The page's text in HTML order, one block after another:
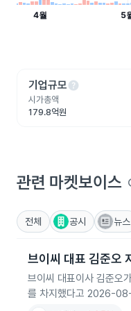
기업규모help
시가총액
179.8억원
관련 마켓보이스
전체 공시 뉴스
브이씨 대표 김준오
브이씨 대표이사 김준
를 차지했다고 2026-08-